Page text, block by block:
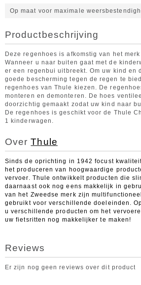
Op maat voor maximale
Productbeschrijving
Deze regenhoes is afkomstig van het
Wanneer u naar buiten gaat met de
er een regenbui uitbreekt. Om uw kind en
goede bescherming tegen de regen te
regenhoes van Thule kiezen. De
monteren en demonteren. De hoes
doorzichtig gemaakt zodat uw kind naar
De regenhoes is geschikt voor de Thule
1 kinderwagen.
OverThule
Sinds de oprichting in 1942 focust
het produceren van hoogwaardige
vervoer. Thule ontwikkelt producten die
daarnaast ook nog eens makkelijk in
van het Zweedse merk zijn
gebruikt voor verschillende doeleinden.
u verschillende producten om het
uw fietsritten nog makkelijker te maken!
Reviews
Er zijn nog geen reviews over dit product